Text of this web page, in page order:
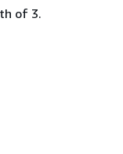
of 3.